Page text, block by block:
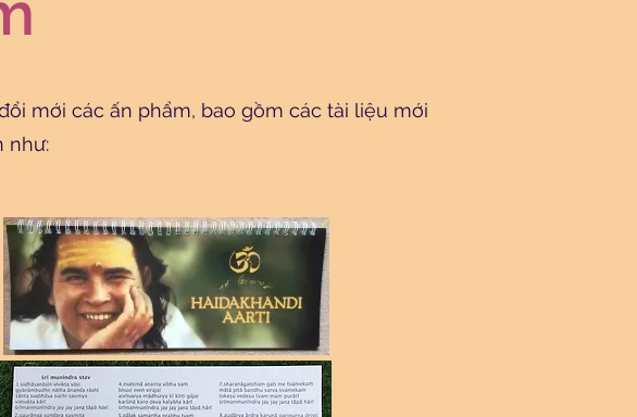
mới các ấn phẩm, bao gồm các tài liệu mới
như: